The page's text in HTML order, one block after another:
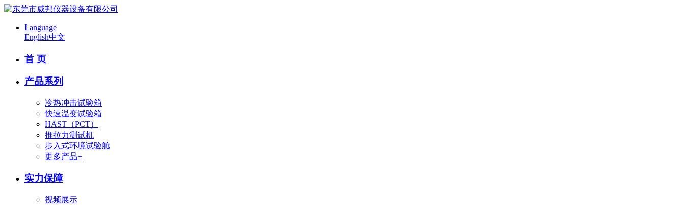
Language
English中文
首 页
产品系列
冷热冲击试验箱
快速温变试验箱
HAST（PCT）
推拉力测试机
步入式环境试验舱
更多产品+
实力保障
视频展示